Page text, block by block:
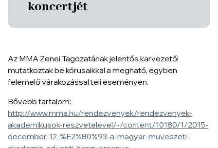
koncertjét
Az MMA Zenei Tagozatának jelentős karvezetői
mutatkoztak be kórusaikkal a megható, egyben
felemelő várakozással teli eseményen.
Bővebb tartalom:
http://www.mma.hu/rendezvenyek/rendezvenyek-
akademikusok-reszvetelevel/-/content/10180/1/2015-
december-12-%E2%80%93-a-magyar-muveszeti-